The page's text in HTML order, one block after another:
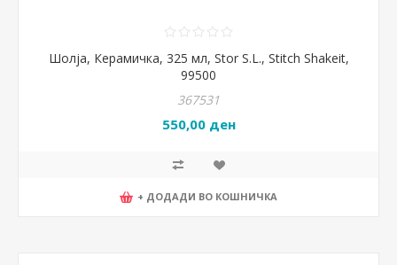
Шолја, Керамичка, 325 мл, Stor S.L., Stitch Shakeit,
99500
367531
550,00 ден
+ ДОДАДИ ВО КОШНИЧКА